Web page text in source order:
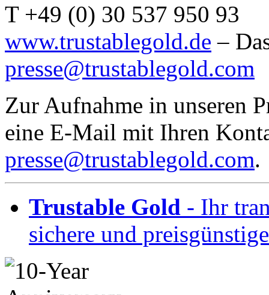
T +49 (0) 30 537 950 93
www.trustablegold.de –
presse@trustablegold.com
Zur Aufnahme in unseren
eine E-Mail mit Ihren
presse@trustablegold.com.
Trustable Gold - Ihr
sichere und